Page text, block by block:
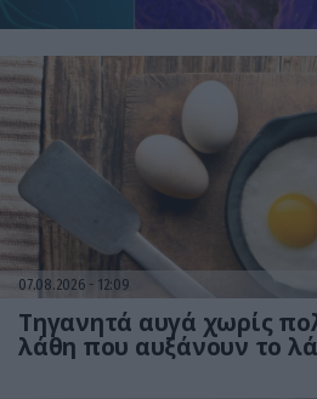
07.08.2026 12:09
Τηγανητά αυγά χωρίς
λάθη που αυξάνουν το